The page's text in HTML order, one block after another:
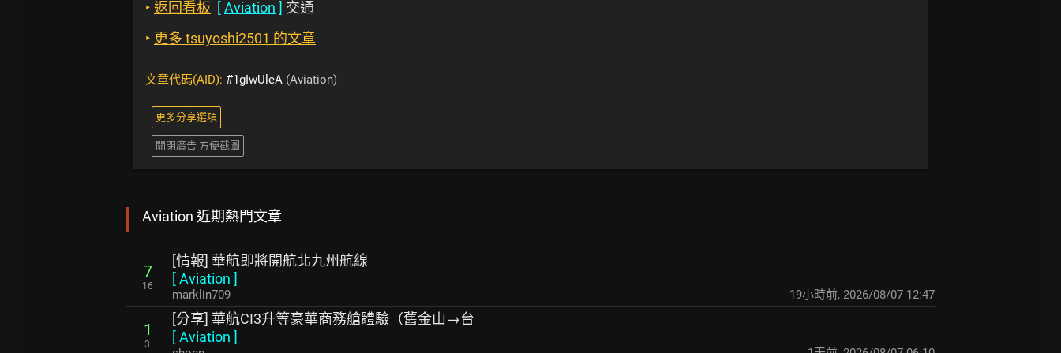
‣ 返回看板 [Aviation ] 交通
‣ 更多 tsuyoshi2501 的文章
文章代碼(AID): #1gIwUleA (Aviation)
更多分享選項
關閉廣告 方便截圖
Aviation 近期熱門文章
7
16
[情報] 華航即將開航北九州航線
[Aviation ]
marklin709 19小時前, 2026/08/07 12:47
1
3
[分享] 華航CI3升等豪華商務艙體驗（舊金山→台
[Aviation ]